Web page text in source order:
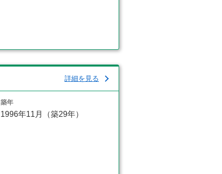
詳細を見る
築年
1996年11月（築29年）